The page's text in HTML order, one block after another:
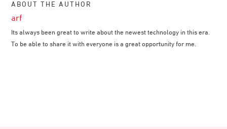
ABOUT THE AUTHOR
arf
Its always been great to write about the newest technology in this era.
To be able to share it with everyone is a great opportunity for me.